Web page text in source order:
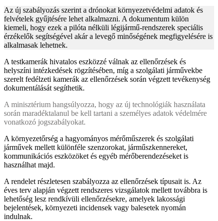
Az új szabályozás szerint a drónokat környezetvédelmi adatok és
felvételek gyűjtésére lehet alkalmazni. A dokumentum külön
kiemeli, hogy ezek a pilóta nélküli légijármű-rendszerek speciális
érzékelők segítségével akár a levegő minőségének megfigyelésére is
alkalmasak lehetnek.
A testkamerák hivatalos eszközzé válnak az ellenőrzések és
helyszíni intézkedések rögzítésében, míg a szolgálati járművekbe
szerelt fedélzeti kamerák az ellenőrzések során végzett tevékenység
dokumentálását segíthetik.
A minisztérium hangsúlyozza, hogy az új technológiák használata
során maradéktalanul be kell tartani a személyes adatok védelmére
vonatkozó jogszabályokat.
A környezetőrség a hagyományos mérőműszerek és szolgálati
járművek mellett különféle szenzorokat, járműszkennereket,
kommunikációs eszközöket és egyéb mérőberendezéseket is
használhat majd.
A rendelet részletesen szabályozza az ellenőrzések típusait is. Az
éves terv alapján végzett rendszeres vizsgálatok mellett továbbra is
lehetőség lesz rendkívüli ellenőrzésekre, amelyek lakossági
bejelentések, környezeti incidensek vagy balesetek nyomán
indulnak.